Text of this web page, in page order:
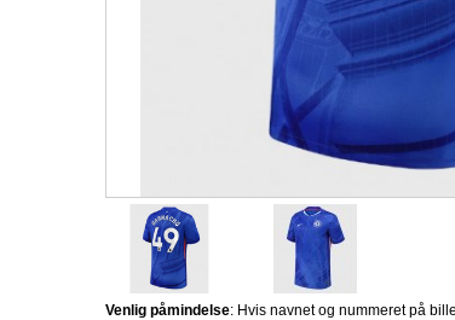
Venlig påmindelse: Hvis navnet og nummeret på